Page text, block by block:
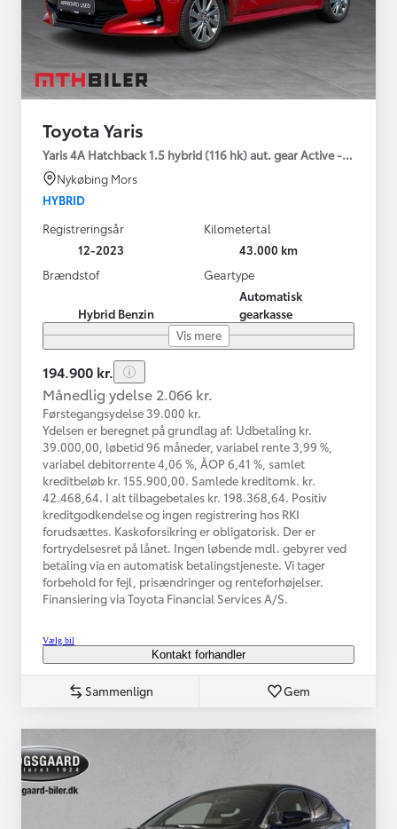
Toyota Yaris
Yaris 4A Hatchback 1.5 hybrid (116 hk) aut. gear Active -
Nykøbing Mors
HYBRID
Registreringsår
12-2023
Kilometertal
43.000 km
Brændstof
Hybrid Benzin
Geartype
Automatisk
gearkasse
Vis mere
194.900 kr.
Månedlig ydelse 2.066 kr.
Førstegangsydelse 39.000 kr.
Ydelsen er beregnet på grundlag af: Udbetaling kr.
39.000,00, løbetid 96 måneder, variabel rente 3,99 %,
variabel debitorrente 4,06 %, ÅOP 6,41 %, samlet
kreditbeløb kr. 155.900,00. Samlede kreditomk. kr.
42.468,64. I alt tilbagebetales kr. 198.368,64. Positiv
kreditgodkendelse og ingen registrering hos RKI
forudsættes. Kaskoforsikring er obligatorisk. Der er
fortrydelsesret på lånet. Ingen løbende mdl. gebyrer ved
betaling via en automatisk betalingstjeneste. Vi tager
forbehold for fejl, prisændringer og renteforhøjelser.
Finansiering via Toyota Financial Services A/S.
Vælg bil
Kontakt forhandler
Sammenlign Gem